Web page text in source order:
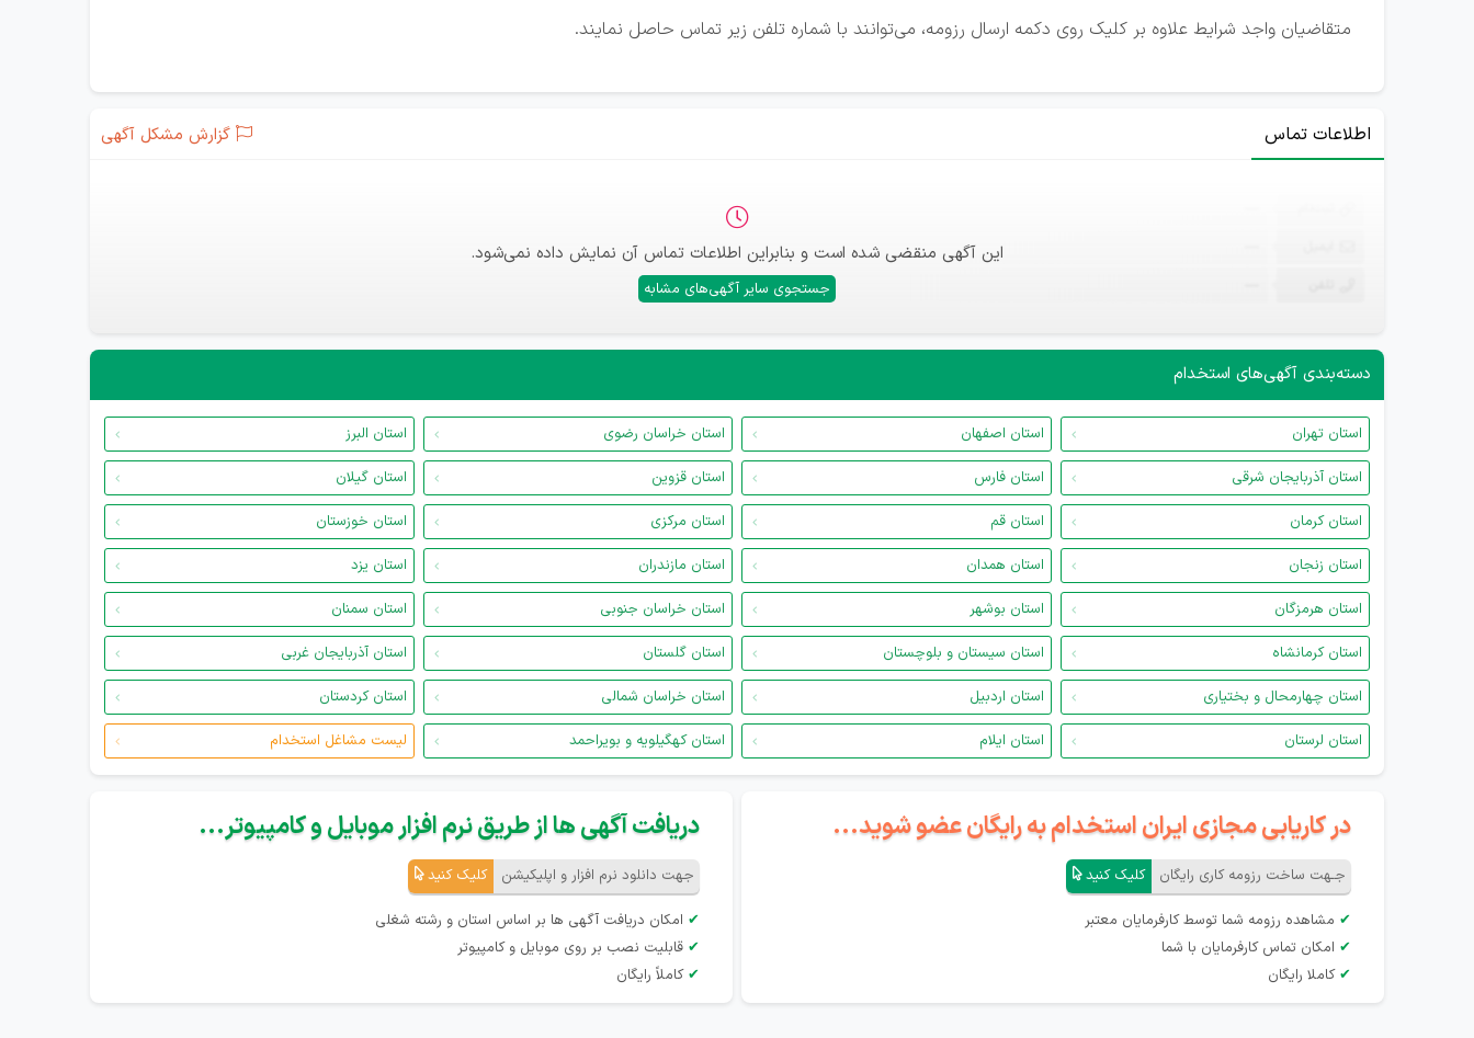
متقاضیان واجد شرایط علاوه بر کلیک روی دکمه ارسال رزومه، می‌توانند با شماره تلفن زیر تماس حاصل نمایند.
اطلاعات تماس گزارش مشکل آگهی
این آگهی منقضی شده است و بنابراین اطلاعات تماس آن نمایش داده نمی‌شود.
جستجوی سایر آگهی‌های مشابه
دسته‌بندی آگهی‌های استخدام
استان تهران استان اصفهان استان خراسان رضوی
استان البرز
استان آذربایجان شرقی
استان فارس استان قزوین
استان گیلان
استان کرمان
استان قم استان مرکزی
استان خوزستان
استان زنجان
استان همدان استان مازندران
استان یزد
استان هرمزگان
استان بوشهر استان خراسان جنوبی
استان سمنان
استان کرمانشاه
استان سیستان و بلوچستان استان گلستان
استان آذربایجان غربی
استان چهارمحال و بختیاری
استان اردبیل استان خراسان شمالی
استان کردستان
استان لرستان
استان ایلام استان کهگیلویه و بویراحمد لیست مشاغل استخدام
در کاریابی مجازی ایران استخدام به رایگان عضو شوید...
جـهت ساخت رزومه کاری رایگان کلیک کنید
✔ مشاهده رزومه شما توسط کارفرمایان معتبر
✔ امکان تماس کارفرمایان با شما
✔ کاملا رایگان
دریافت آگهی ها از طریق نرم افزار موبایل و کامپیوتر...
جهت دانلود نرم افزار و اپلیکیشن کلیک کنید
✔ امکان دریافت آگهی ها بر اساس استان و رشته شغلی
✔ قابلیت نصب بر روی موبایل و کامپیوتر
✔ کاملاً رایگان